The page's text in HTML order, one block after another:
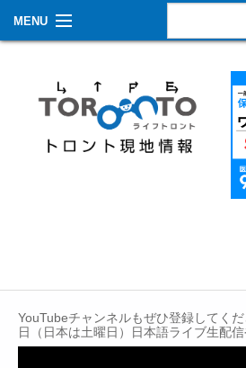
MENU
生活情報
その他
YouTubeチャンネルもぜひ登録してく
日（日本は土曜日）日本語ライブ生配信